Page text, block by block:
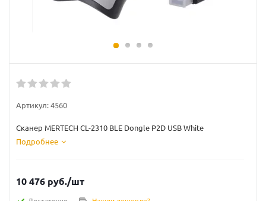
Артикул:4560
Сканер MERTECH CL-2310 BLE Dongle P2D USB White
Подробнее
10 476 руб./шт